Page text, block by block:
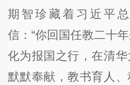
期智珍藏着习近平
信：“你回国任教二十
化为报国之行，在清华
默默奉献，教书育人